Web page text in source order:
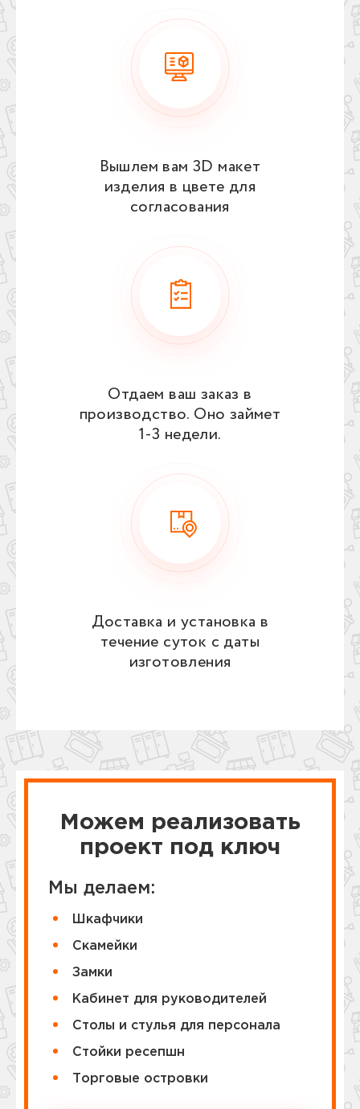
Вышлем вам 3D макет
изделия в цвете для
согласования
Отдаем ваш заказ в
производство. Оно займет
1‑3 недели.
Доставка и установка в
течение суток с даты
изготовления
Можем реализовать
проект под ключ
Мы делаем:
Шкафчики
Cкамейки
Замки
Кабинет для руководителей
Столы и стулья для персонала
Стойки ресепшн
Торговые островки